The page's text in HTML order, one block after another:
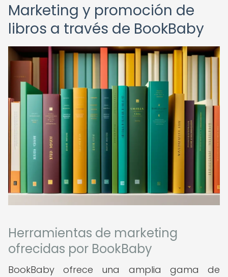
Marketing y promoción de
libros a través de BookBaby
Herramientas de marketing
ofrecidas por BookBaby
BookBaby ofrece una amplia gama de